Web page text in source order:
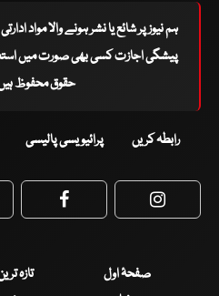
ہم نیوز پر شائع یا نشر ہونے والا مواد
پیشگی اجازت کسی بھی صورت میں
حقوق محفوظ ہیں ©
رابطہ کریں پرائیویسی پالیسی
Facebook
صفحۂ اول تازہ